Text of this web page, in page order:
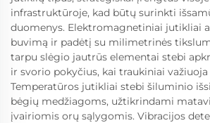
infrastruktūroje, kad būtų surinkti
duomenys. Elektromagnetiniai jutikliai
buvimą ir padėtį su milimetrinės
tarpu slėgio jautrūs elementai stebi
ir svorio pokyčius, kai traukiniai važiuoja
Temperatūros jutikliai stebi šiluminio
bėgių medžiagoms, užtikrindami
įvairiomis orų sąlygomis. Vibracijos